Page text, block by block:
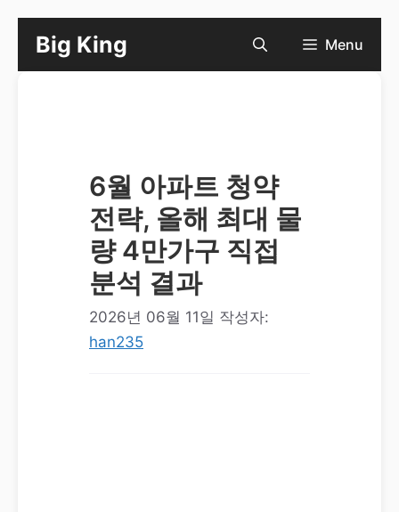
Big King Menu
6월 아파트 청약
전략, 올해 최대 물
량 4만가구 직접
분석 결과
2026년 06월 11일 작성자:
han235